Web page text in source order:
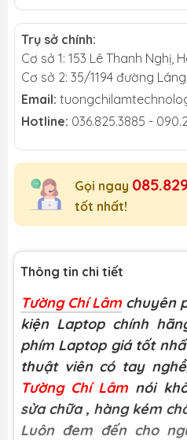
Trụ sở chính:
Cơ sở 1: 153 Lê Thanh Nghị,
Cơ sở 2: 35/1194 đường
Email:
Hotline: 036.825.3885 -
Gọi ngay
tốt nhất!
Thông tin chi tiết
Tường Chí Lâm chuyên
kiện Laptop chính
phím Laptop giá tốt
thuật viên có tay
Tường Chí Lâm nói
sửa chữa , hàng kém
Luôn đem đến cho